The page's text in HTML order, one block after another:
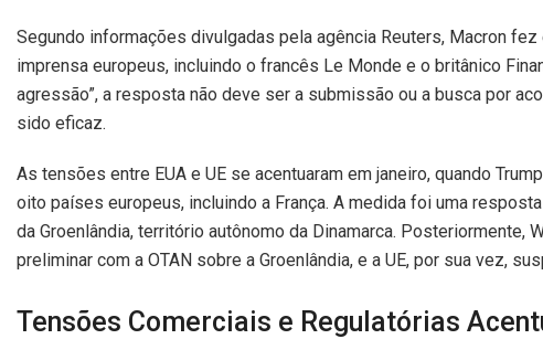
Segundo informações divulgadas pela agência Reuters, Macron
imprensa europeus, incluindo o francês Le Monde e o britânico
agressão”, a resposta não deve ser a submissão ou a busca por
sido eficaz.
As tensões entre EUA e UE se acentuaram em janeiro, quando
oito países europeus, incluindo a França. A medida foi uma
da Groenlândia, território autônomo da Dinamarca. Posteriormente,
preliminar com a OTAN sobre a Groenlândia, e a UE, por sua vez,
Tensões Comerciais e Regulatórias